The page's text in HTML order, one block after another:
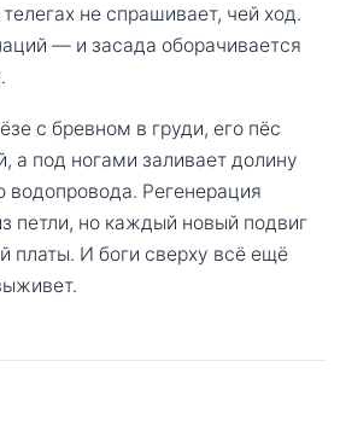
не спрашивает, чей ход.
— и засада оборачивается
с бревном в груди, его пёс
а под ногами заливает долину
водопровода. Регенерация
петли, но каждый новый подвиг
платы. И боги сверху всё ещё